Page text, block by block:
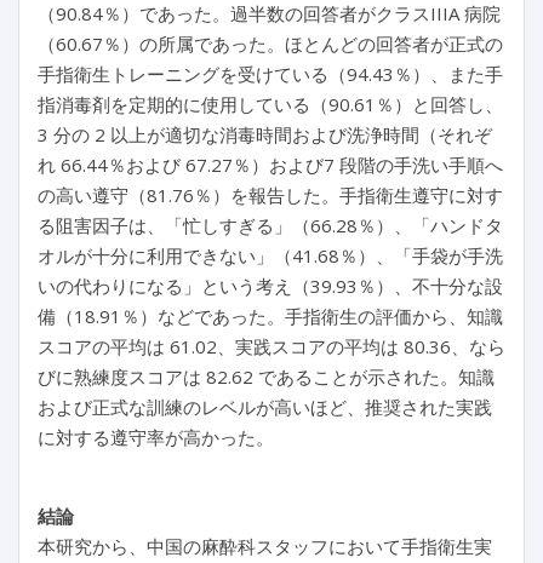
（90.84％）であった。過半数の回答者がクラスIIIA 病院
（60.67％）の所属であった。ほとんどの回答者が正式の
手指衛生トレーニングを受けている（94.43％）、また手
指消毒剤を定期的に使用している（90.61％）と回答し、
3 分の 2 以上が適切な消毒時間および洗浄時間（それぞ
れ 66.44％および 67.27％）および7 段階の手洗い手順へ
の高い遵守（81.76％）を報告した。手指衛生遵守に対す
る阻害因子は、「忙しすぎる」（66.28％）、「ハンドタ
オルが十分に利用できない」（41.68％）、「手袋が手洗
いの代わりになる」という考え（39.93％）、不十分な設
備（18.91％）などであった。手指衛生の評価から、知識
スコアの平均は 61.02、実践スコアの平均は 80.36、なら
びに熟練度スコアは 82.62 であることが示された。知識
および正式な訓練のレベルが高いほど、推奨された実践
に対する遵守率が高かった。
結論
本研究から、中国の麻酔科スタッフにおいて手指衛生実